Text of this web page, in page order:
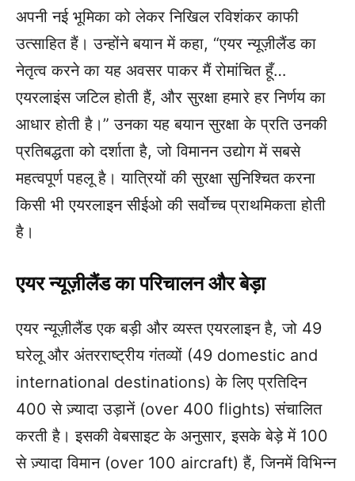
अपनी नई भूमिका को लेकर निखिल रविशंकर काफी
उत्साहित हैं। उन्होंने बयान में कहा, “एयर न्यूज़ीलैंड का
नेतृत्व करने का यह अवसर पाकर मैं रोमांचित हूँ…
एयरलाइंस जटिल होती हैं, और सुरक्षा हमारे हर निर्णय का
आधार होती है।” उनका यह बयान सुरक्षा के प्रति उनकी
प्रतिबद्धता को दर्शाता है, जो विमानन उद्योग में सबसे
महत्वपूर्ण पहलू है। यात्रियों की सुरक्षा सुनिश्चित करना
किसी भी एयरलाइन सीईओ की सर्वोच्च प्राथमिकता होती
है।
एयर न्यूज़ीलैंड का परिचालन और बेड़ा
एयर न्यूज़ीलैंड एक बड़ी और व्यस्त एयरलाइन है, जो 49
घरेलू और अंतरराष्ट्रीय गंतव्यों (49 domestic and
international destinations) के लिए प्रतिदिन
400 से ज़्यादा उड़ानें (over 400 flights) संचालित
करती है। इसकी वेबसाइट के अनुसार, इसके बेड़े में 100
से ज़्यादा विमान (over 100 aircraft) हैं, जिनमें विभिन्न